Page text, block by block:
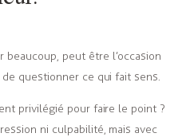
beaucoup, peut être l’occasion
questionner ce qui fait sens.
privilégié pour faire le point ?
ni culpabilité, mais avec